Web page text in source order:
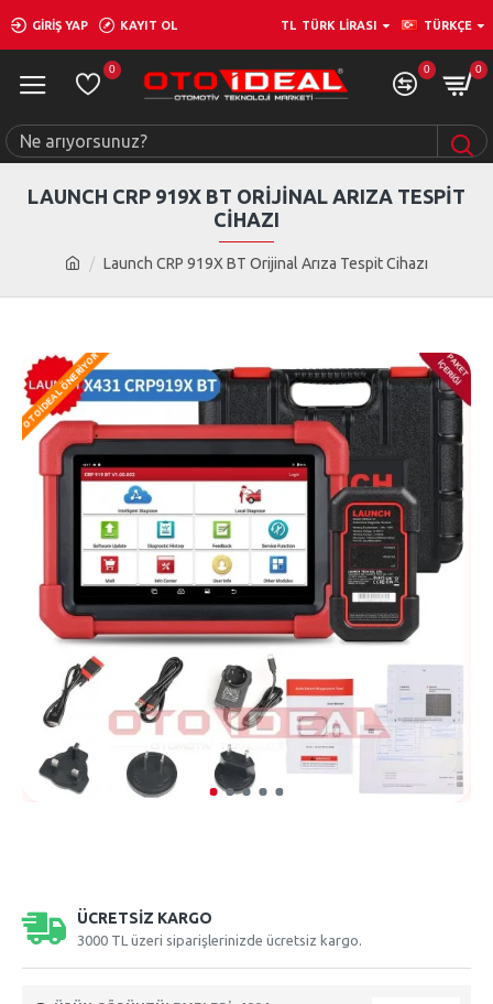
GIRIŞ YAP KAYIT OL TL TÜRK LIRASI TÜRKÇE
0 0 0
Launch CRP 919X BT Orijinal Arıza Tespit Cihazı
LAUNCH CRP 919X BT ORIJINAL ARIZA TESPIT
CIHAZI
OTOIDEAL ÖNERIYOR
ÜCRETSIZ KARGO
3000 TL üzeri siparişlerinizde ücretsiz kargo.